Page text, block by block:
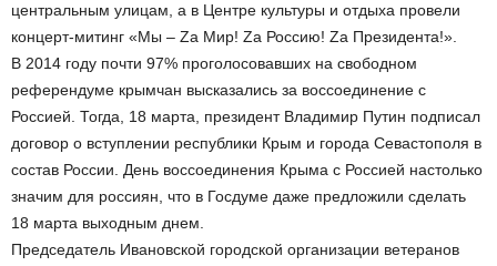
центральным улицам, а в Центре культуры и отдыха провели
концерт-митинг «Мы – Zа Мир! Zа Россию! Zа Президента!».
В 2014 году почти 97% проголосовавших на свободном
референдуме крымчан высказались за воссоединение с
Россией. Тогда, 18 марта, президент Владимир Путин подписал
договор о вступлении республики Крым и города Севастополя в
состав России. День воссоединения Крыма с Россией настолько
значим для россиян, что в Госдуме даже предложили сделать
18 марта выходным днем.
Председатель Ивановской городской организации ветеранов